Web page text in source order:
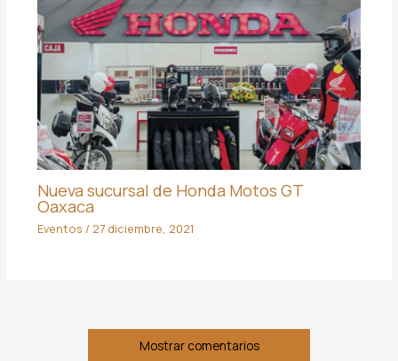
Nueva sucursal de Honda Motos GT
Oaxaca
Eventos / 27 diciembre, 2021
Mostrar comentarios